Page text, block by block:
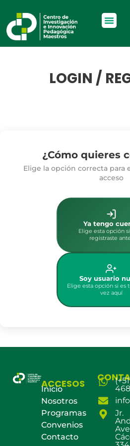
LOGIN /
¿Cómo quieres
Elige la opción correcta para
acceso
Ya tengo
Elige esta opción
registraste
Soy usuario
Elige esta opción si es
vez aquí
ACCESOS
Inicio
Nosotros
Programas
Convenios
Contacto
Jr.